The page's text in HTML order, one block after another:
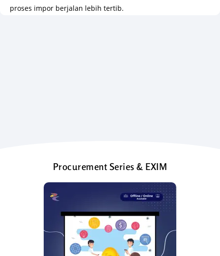
proses impor berjalan lebih tertib.
Procurement Series & EXIM